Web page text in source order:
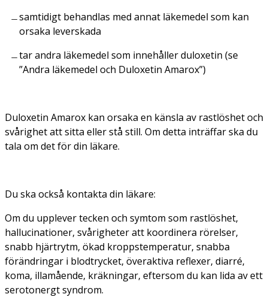
samtidigt behandlas med annat läkemedel som kan
orsaka leverskada
tar andra läkemedel som innehåller duloxetin (se
”Andra läkemedel och Duloxetin Amarox”)
Duloxetin Amarox kan orsaka en känsla av rastlöshet och
svårighet att sitta eller stå still. Om detta inträffar ska du
tala om det för din läkare.
Du ska också kontakta din läkare:
Om du upplever tecken och symtom som rastlöshet,
hallucinationer, svårigheter att koordinera rörelser,
snabb hjärtrytm, ökad kroppstemperatur, snabba
förändringar i blodtrycket, överaktiva reflexer, diarré,
koma, illamående, kräkningar, eftersom du kan lida av ett
serotonergt syndrom.